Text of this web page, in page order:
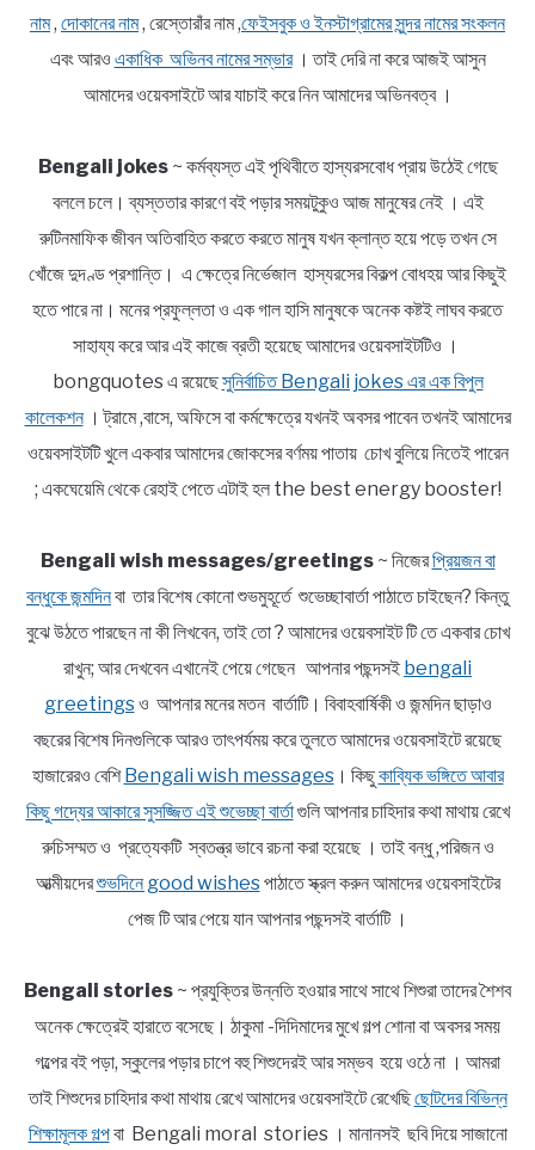
নাম, দোকানের নাম, রেস্তোরাঁর নাম ,ফেইসবুক ও ইনস্টাগ্রামের সুন্দর নামের সংকলন
এবং আরও একাধিক অভিনব নামের সম্ভার। তাই দেরি না করে আজই আসুন
আমাদের ওয়েবসাইটে আর যাচাই করে নিন আমাদের অভিনবত্ব ।
Bengali jokes~ কর্মব্যস্ত এই পৃথিবীতে হাস্যরসবোধ প্রায় উঠেই গেছে
বললে চলে। ব্যস্ততার কারণে বই পড়ার সময়টুকুও আজ মানুষের নেই । এই
রুটিনমাফিক জীবন অতিবাহিত করতে করতে মানুষ যখন ক্লান্ত হয়ে পড়ে তখন সে
খোঁজে দুদণ্ড প্রশান্তি। এ ক্ষেত্রে নির্ভেজাল হাস্যরসের বিকল্প বোধহয় আর কিছুই
হতে পারে না। মনের প্রফুল্লতা ও এক গাল হাসি মানুষকে অনেক কষ্টই লাঘব করতে
সাহায্য করে আর এই কাজে ব্রতী হয়েছে আমাদের ওয়েবসাইটটিও ।
bongquotes এ রয়েছেসুনির্বাচিত Bengali jokes এর এক বিপুল
কালেকশন। ট্রামে ,বাসে, অফিসে বা কর্মক্ষেত্রে যখনই অবসর পাবেন তখনই আমাদের
ওয়েবসাইটটি খুলে একবার আমাদের জোকসের বর্ণময় পাতায় চোখ বুলিয়ে নিতেই পারেন
; একঘেয়েমি থেকে রেহাই পেতে এটাই হল the best energy booster!
Bengali wish messages/greetings~ নিজেরপ্রিয়জন বা
বন্ধুকে জন্মদিনবা তার বিশেষ কোনো শুভমুহূর্তে শুভেচ্ছাবার্তা পাঠাতে চাইছেন? কিন্তু
বুঝে উঠতে পারছেন না কী লিখবেন, তাই তো ? আমাদের ওয়েবসাইট টি তে একবার চোখ
রাখুন; আর দেখবেন এখানেই পেয়ে গেছেন আপনার পছন্দসই bengali
greetingsও আপনার মনের মতন বার্তাটি। বিবাহবার্ষিকী ও জন্মদিন ছাড়াও
বছরের বিশেষ দিনগুলিকে আরও তাৎপর্যময় করে তুলতে আমাদের ওয়েবসাইটে রয়েছে
হাজারেরও বেশিBengali wish messages। কিছুকাব্যিক ভঙ্গিতে আবার
কিছু গদ্যের আকারে সুসজ্জিত এই শুভেচ্ছা বার্তাগুলি আপনার চাহিদার কথা মাথায় রেখে
রুচিসম্মত ও প্রত্যেকটি স্বতন্ত্র ভাবে রচনা করা হয়েছে । তাই বন্ধু ,পরিজন ও
আত্মীয়দেরশুভদিনে good wishesপাঠাতে স্ক্রল করুন আমাদের ওয়েবসাইটের
পেজ টি আর পেয়ে যান আপনার পছন্দসই বার্তাটি ।
Bengali stories ~ প্রযুক্তির উন্নতি হওয়ার সাথে সাথে শিশুরা তাদের শৈশব
অনেক ক্ষেত্রেই হারাতে বসেছে। ঠাকুমা -দিদিমাদের মুখে গল্প শোনা বা অবসর সময়
গল্পের বই পড়া, স্কুলের পড়ার চাপে বহু শিশুদেরই আর সম্ভব হয়ে ওঠে না । আমরা
তাই শিশুদের চাহিদার কথা মাথায় রেখে আমাদের ওয়েবসাইটে রেখেছিছোটদের বিভিন্ন
শিক্ষামূলক গল্পবা Bengali moral stories । মানানসই ছবি দিয়ে সাজানো